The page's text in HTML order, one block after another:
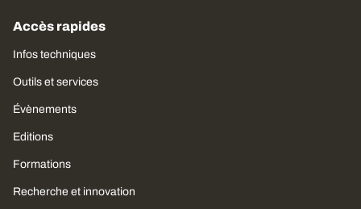
Accès rapides
Infos techniques
Outils et services
Évènements
Editions
Formations
Recherche et innovation